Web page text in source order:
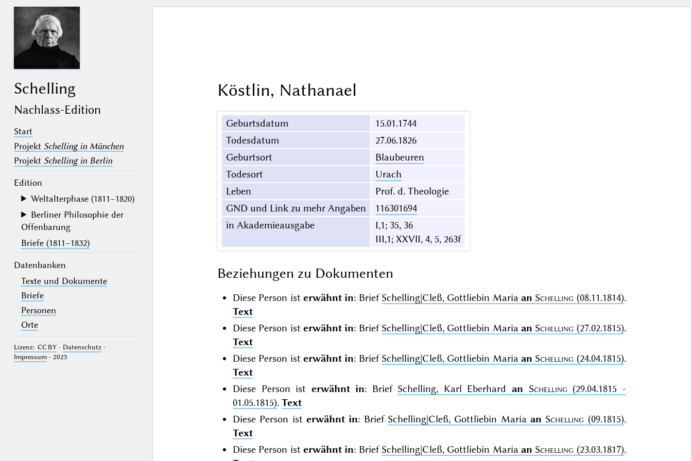
Schelling
Nachlass-Edition
Start
Projekt Schelling in München
Projekt Schelling in Berlin
Edition
Weltalterphase (1811–1820)
Berliner Philosophie der
Offenbarung
Briefe (1811–1832)
Datenbanken
Texte und Dokumente
Briefe
Personen
Orte
Lizenz: CC BY· Datenschutz·
Impressum· 2025
Köstlin, Nathanael
Geburtsdatum
15.01.1744
Todesdatum
27.06.1826
Geburtsort
Blaubeuren
Todesort
Urach
Leben
Prof. d. Theologie
GND und Link zu mehr Angaben
116301694
in Akademieausgabe
I,1; 35, 36
III,1; XXVlI, 4, 5, 263f
Beziehungen zu Dokumenten
Diese Person ist erwähnt in: BriefSchelling|Cleß, Gottliebin Mariaan Schelling (08.11.1814).
Text
Diese Person ist erwähnt in: BriefSchelling|Cleß, Gottliebin Mariaan Schelling (27.02.1815).
Text
Diese Person ist erwähnt in: BriefSchelling|Cleß, Gottliebin Mariaan Schelling (24.04.1815).
Text
Diese Person ist erwähnt in: Brief Schelling, Karl Eberhardan Schelling (29.04.1815 -
01.05.1815). Text
Diese Person ist erwähnt in: Brief Schelling|Cleß, Gottliebin Mariaan Schelling (09.1815).
Text
Diese Person ist erwähnt in: BriefSchelling|Cleß, Gottliebin Mariaan Schelling (23.03.1817).